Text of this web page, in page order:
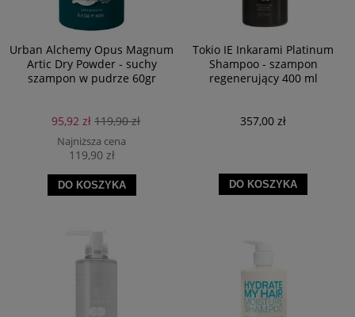
Urban Alchemy Opus Magnum
Artic Dry Powder - suchy
szampon w pudrze 60gr
95,92 zł 119,90 zł
Najniższa cena
119,90 zł
DO KOSZYKA
Tokio IE Inkarami Platinum
Shampoo - szampon
regenerujący 400 ml
357,00 zł
DO KOSZYKA